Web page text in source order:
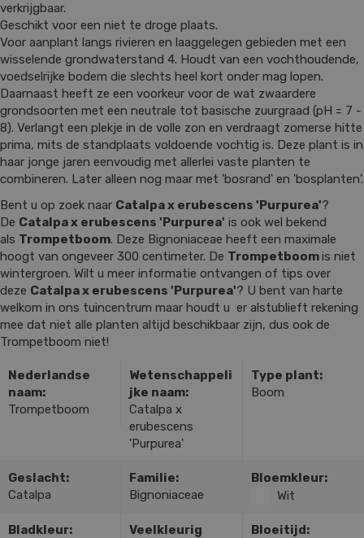
verkrijgbaar.
Geschikt voor een niet te droge plaats.
Voor aanplant langs rivieren en laaggelegen gebieden met een
wisselende grondwaterstand 4. Houdt van een vochthoudende,
voedselrijke bodem die slechts heel kort onder mag lopen.
Daarnaast heeft ze een voorkeur voor de wat zwaardere
grondsoorten met een neutrale tot basische zuurgraad (pH = 7 -
8). Verlangt een plekje in de volle zon en verdraagt zomerse hitte
prima, mits de standplaats voldoende vochtig is. Deze plant is in
haar jonge jaren eenvoudig met allerlei vaste planten te
combineren. Later alleen nog maar met 'bosrand' en 'bosplanten'.
Bent u op zoek naar Catalpa x erubescens 'Purpurea'?
De Catalpa x erubescens 'Purpurea' is ook wel bekend
als Trompetboom. Deze Bignoniaceae heeft een maximale
hoogt van ongeveer 300 centimeter. De Trompetboomis niet
wintergroen. Wilt u meer informatie ontvangen of tips over
deze Catalpa x erubescens 'Purpurea'? U bent van harte
welkom in ons tuincentrum maar houdt u er alstublieft rekening
mee dat niet alle planten altijd beschikbaar zijn, dus ook de
Trompetboom niet!
Nederlandse
naam:
Trompetboom
Wetenschappeli
jke naam:
Catalpa x
erubescens
'Purpurea'
Type plant:
Boom
Geslacht:
Catalpa
Familie:
Bignoniaceae
Bloemkleur:
Wit
Bladkleur:
Veelkleurig
Bloeitijd: